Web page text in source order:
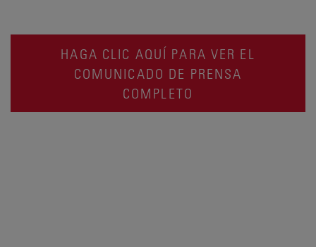
HAGA CLIC AQUÍ PARA VER EL
COMUNICADO DE PRENSA
COMPLETO